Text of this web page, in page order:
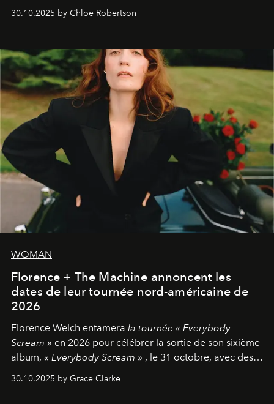
30.10.2025 by Chloe Robertson
WOMAN
Florence + The Machine annoncent les
dates de leur tournée nord-américaine de
2026
Florence Welch entamera la tournée « Everybody
Scream » en 2026 pour célébrer la sortie de son sixième
album, « Everybody Scream » , le 31 octobre, avec des
dates nord-américaines débutant en avril prochain.
30.10.2025 by Grace Clarke